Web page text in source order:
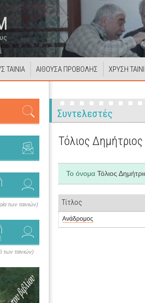
ΤΑΙΝΙΑ ΑΙΘΟΥΣΑ ΠΡΟΒΟΛΗΣ ΧΡΥΣΗ
των ταινιών)
των ταινιών)
Συντελεστές
Τόλιος Δημήτριος
Το όνομα Τόλιος
Τίτλος
Ανάδρομος